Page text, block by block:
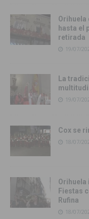
Orihuela
hasta el
retirada
19/07/
La
19/07/
Cox se
18/07/
Fiestas
Rufina
18/07/